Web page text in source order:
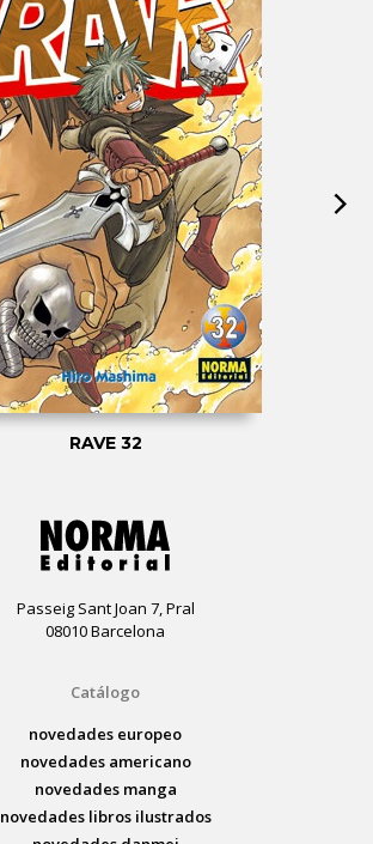
RAVE 32
Passeig Sant Joan 7, Pral
08010 Barcelona
Catálogo
novedades europeo
novedades americano
novedades manga
novedades libros ilustrados